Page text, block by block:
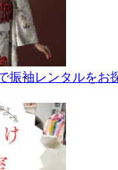
振袖レンタルをお